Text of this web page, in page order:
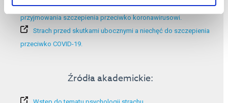
Strach przed skutkami ubocznymi napędza niechęć do
przyjmowania szczepienia przeciwko koronawirusowi.
Strach przed skutkami ubocznymi a niechęć do szczepienia
przeciwko COVID-19.
Źródła akademickie: